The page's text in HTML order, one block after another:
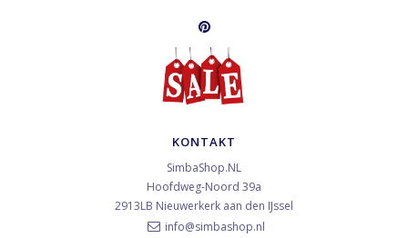
KONTAKT
SimbaShop.NL
Hoofdweg-Noord 39a
2913LB Nieuwerkerk aan den IJssel
info@simbashop.nl